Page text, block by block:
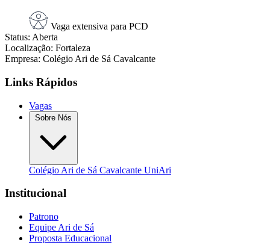
Vaga extensiva para PCD
Status: Aberta
Localização: Fortaleza
Empresa: Colégio Ari de Sá Cavalcante
Links Rápidos
Vagas
Sobre Nós
Colégio Ari de Sá Cavalcante UniAri
Institucional
Patrono
Equipe Ari de Sá
Proposta Educacional